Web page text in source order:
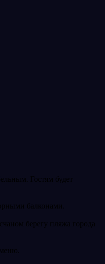
Гостям будет
балконами.
берегу пляжа города